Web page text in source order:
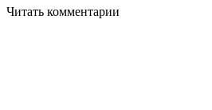
Читать комментарии